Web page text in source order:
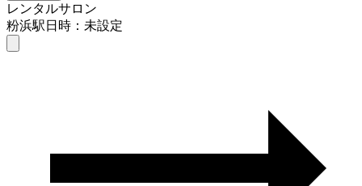
レンタルサロン
粉浜駅日時：未設定